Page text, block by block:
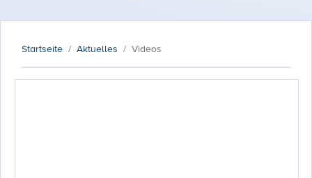
Startseite Aktuelles Videos